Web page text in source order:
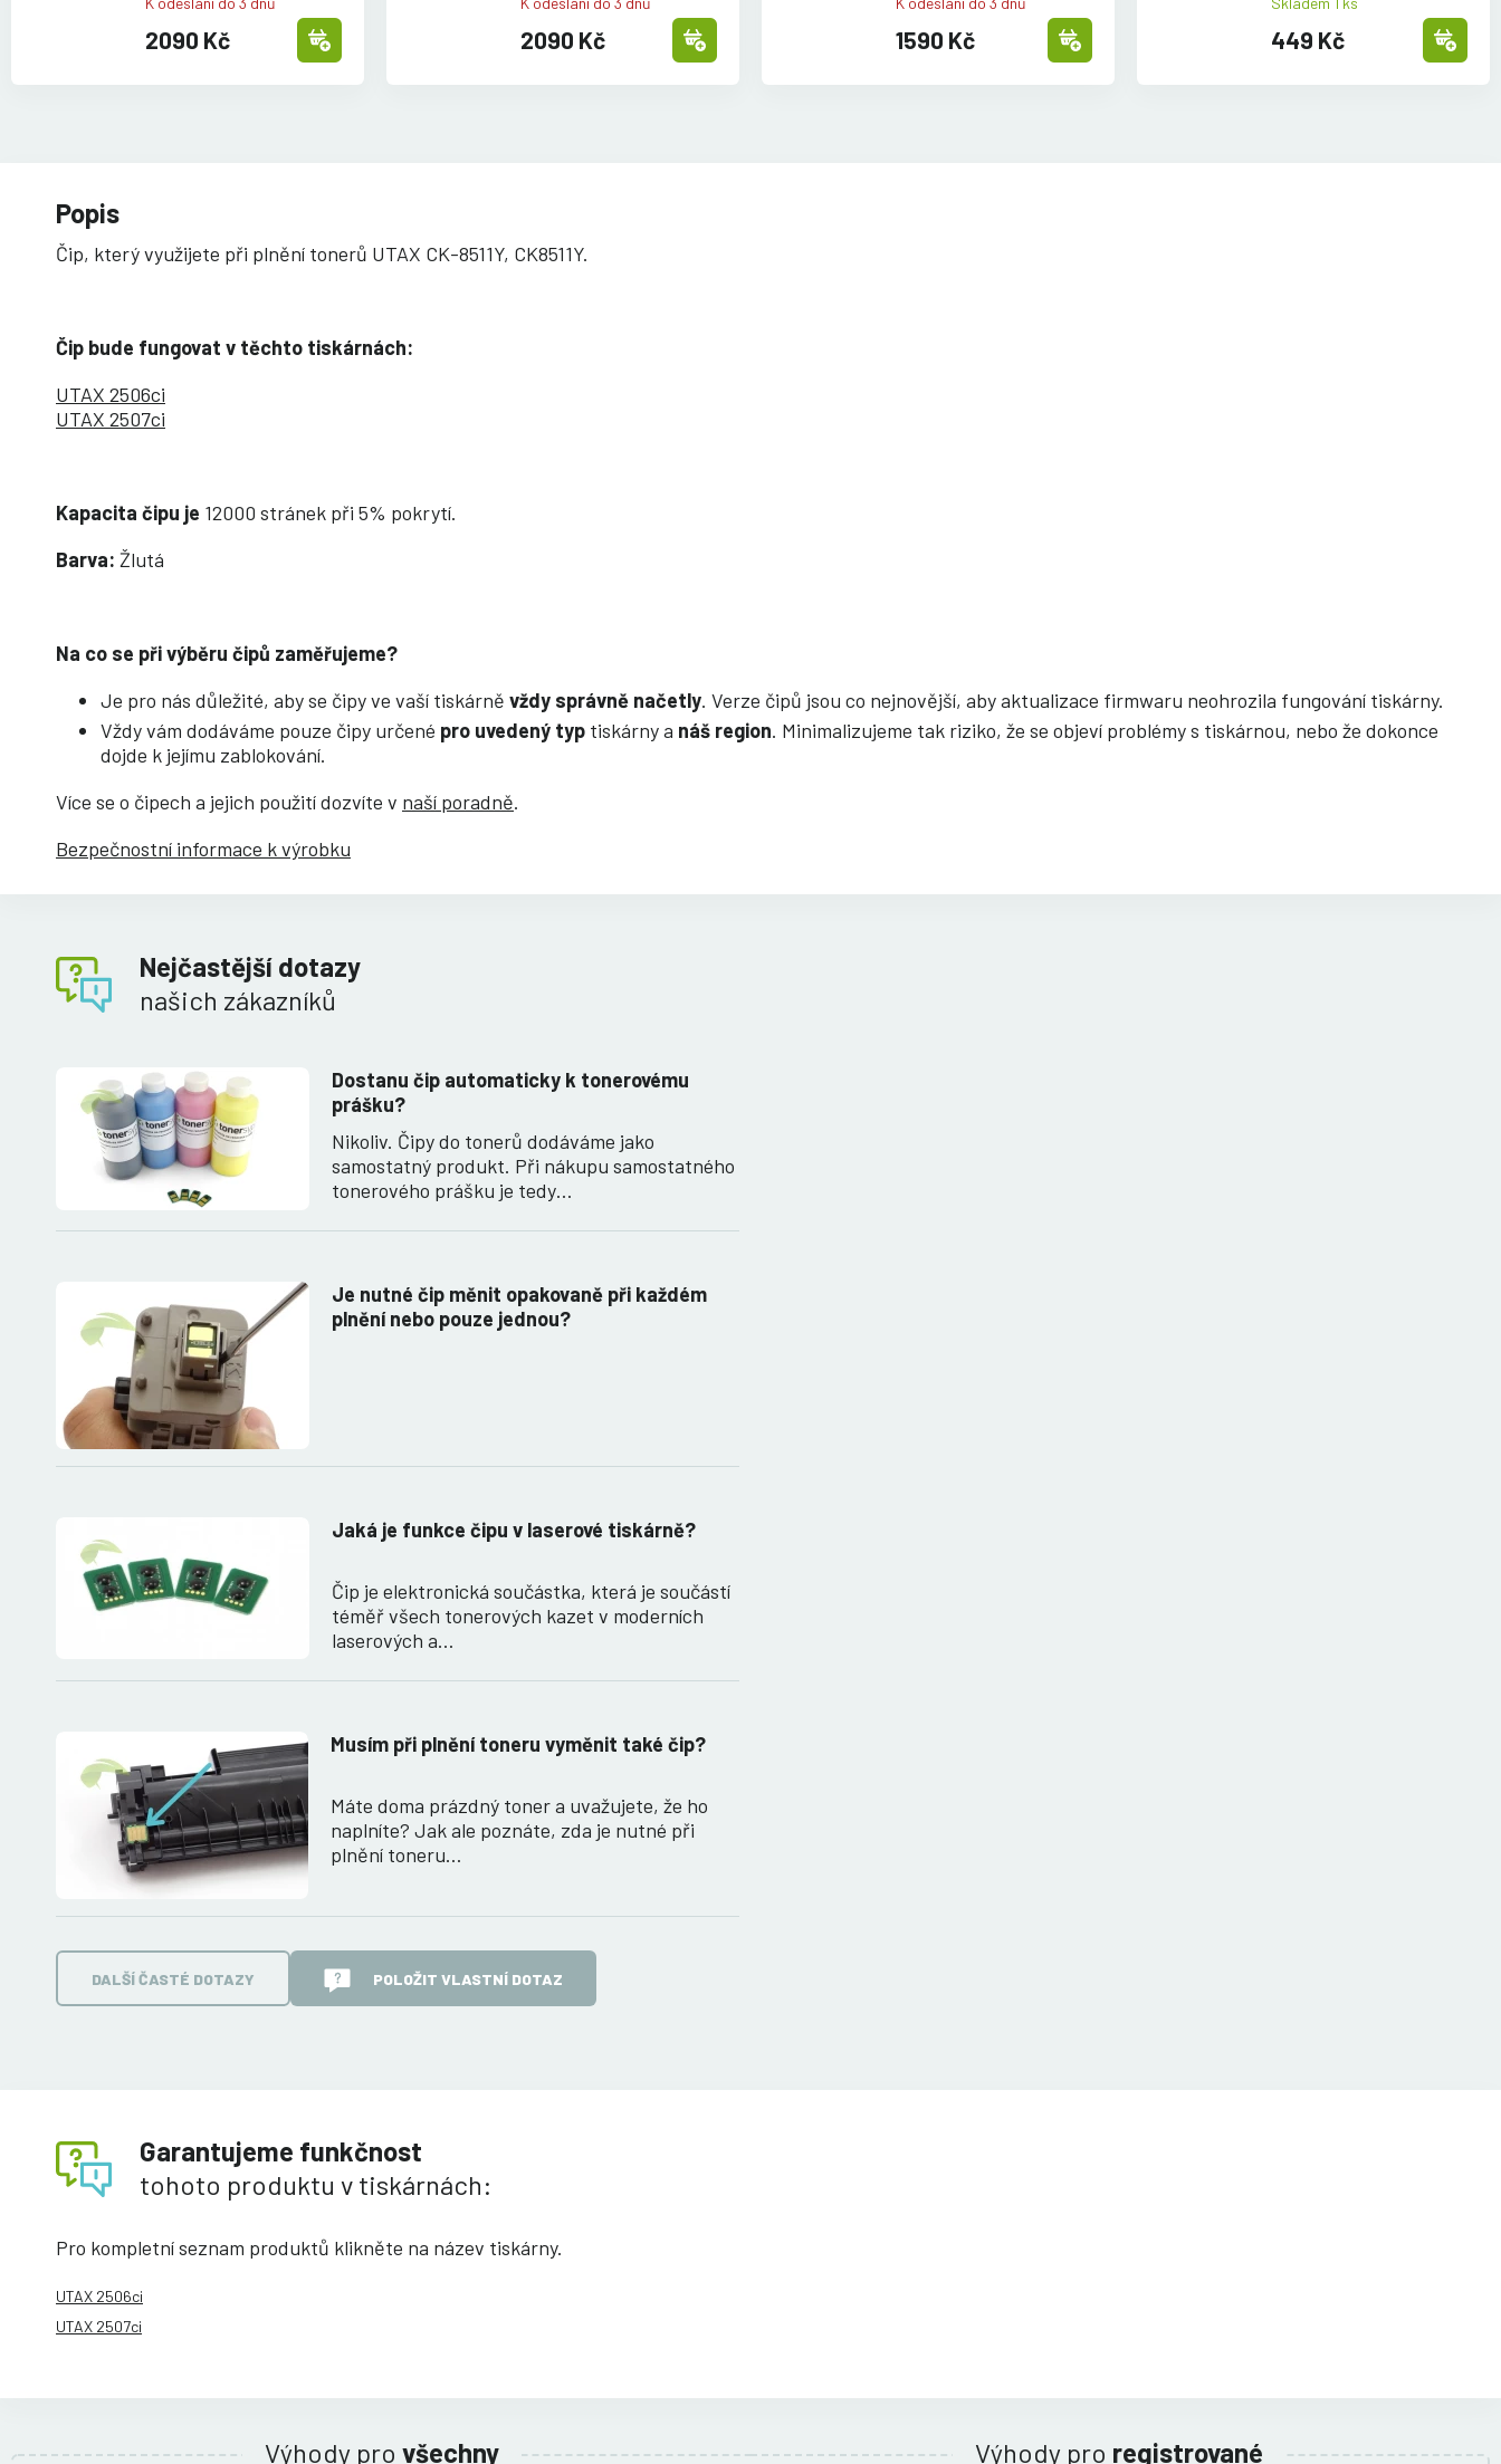
2090 Kč 2090 Kč 1590 Kč 449 Kč
Popis
Čip, který využijete při plnění tonerů UTAX CK-8511Y, CK8511Y.
Čip bude fungovat v těchto tiskárnách:
UTAX 2506ci
UTAX 2507ci
Kapacita čipu je 12000 stránek při 5% pokrytí.
Barva: Žlutá
Na co se při výběru čipů zaměřujeme?
Je pro nás důležité, aby se čipy ve vaší tiskárně vždy správně načetly. Verze čipů jsou co nejnovější, aby aktualizace firmwaru neohrozila fungování tiskárny.
Vždy vám dodáváme pouze čipy určené pro uvedený typ tiskárny a náš region. Minimalizujeme tak riziko, že se objeví problémy s tiskárnou, nebo že dokonce
dojde k jejímu zablokování.
Více se o čipech a jejich použití dozvíte v naší poradně.
Bezpečnostní informace k výrobku
Nejčastější dotazy
našich zákazníků
Dostanu čip automaticky k tonerovému
prášku?
Nikoliv. Čipy do tonerů dodáváme jako
samostatný produkt. Při nákupu samostatného
tonerového prášku je tedy…
Je nutné čip měnit opakovaně při každém
plnění nebo pouze jednou?
Jaká je funkce čipu v laserové tiskárně?
Čip je elektronická součástka, která je součástí
téměř všech tonerových kazet v moderních
laserových a…
Musím při plnění toneru vyměnit také čip?
Máte doma prázdný toner a uvažujete, že ho
naplníte? Jak ale poznáte, zda je nutné při
plnění toneru…
DALŠÍ ČASTÉ DOTAZY POLOŽIT VLASTNÍ DOTAZ
Garantujeme funkčnost
tohoto produktu v tiskárnách:
Pro kompletní seznam produktů klikněte na název tiskárny.
UTAX 2506ci
UTAX 2507ci
Výhody pro všechny Výhody pro registrované